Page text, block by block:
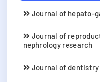
Journal of hepato-
Journal of
nephrology research
Journal of